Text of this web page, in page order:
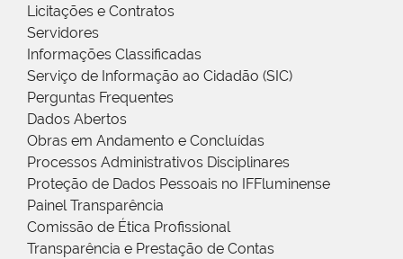
Licitações e Contratos
Servidores
Informações Classificadas
Serviço de Informação ao Cidadão (SIC)
Perguntas Frequentes
Dados Abertos
Obras em Andamento e Concluídas
Processos Administrativos Disciplinares
Proteção de Dados Pessoais no IFFluminense
Painel Transparência
Comissão de Ética Profissional
Transparência e Prestação de Contas